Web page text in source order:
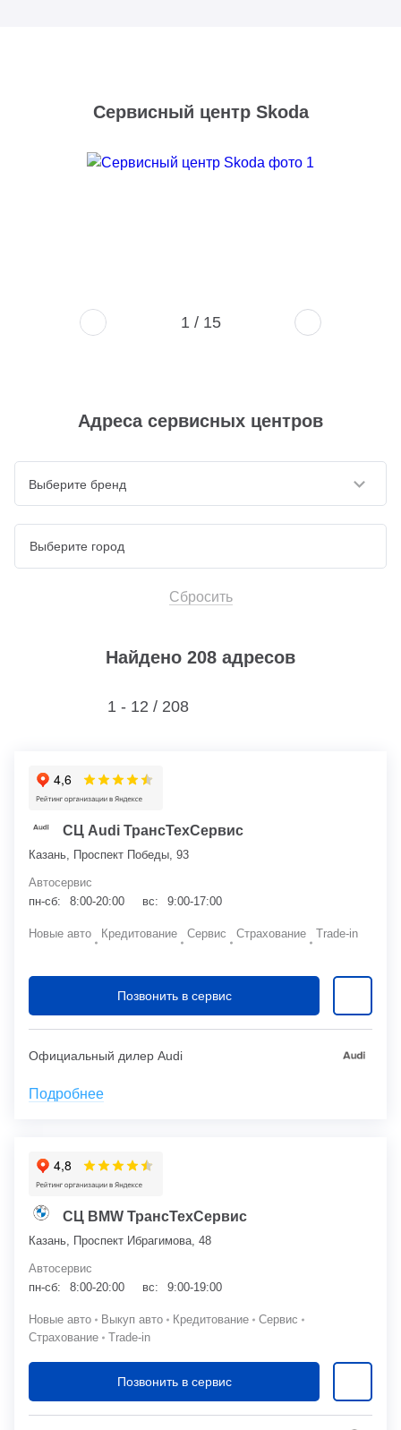
Сервисный центр Skoda
1 / 15
Адреса сервисных центров
Выберите бренд
Сбросить
Найдено 208 адресов
1 - 12 / 208
СЦ Audi ТрансТехСервис
Казань, Проспект Победы, 93
Автосервис
пн-сб:
8:00-20:00 вс: 9:00-17:00
Новые авто Кредитование Сервис Страхование Trade-in
Позвонить в сервис
Официальный дилер Audi
Подробнее
СЦ BMW ТрансТехСервис
Казань, Проспект Ибрагимова, 48
Автосервис
пн-сб:
8:00-20:00 вс: 9:00-19:00
Новые авто Выкуп авто Кредитование
Сервис
Страхование
Trade-in
Позвонить в сервис